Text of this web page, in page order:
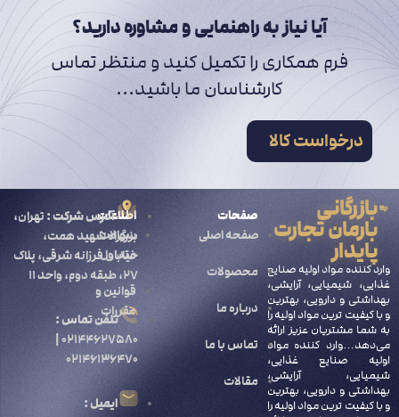
آیا نیاز به راهنمایی و مشاوره دارید؟
فرم همکاری را تکمیل کنید و منتظر تماس
کارشناسان ما باشید...
درخواست کالا
بازرگانی
بارمان تجارت
پایدار
وارد کننده مواد اولیه صنایع
غذایی، شیمیایی، آرایشی،
بهداشتی و دارویی، بهترین
و با کیفیت ترین مواد اولیه را
به شما مشتریان عزیز ارائه
می‌دهد…وارد کننده مواد
اولیه صنایع غذایی،
شیمیایی، آرایشی،
بهداشتی و دارویی، بهترین
و با کیفیت ترین مواد اولیه را
صفحات
صفحه اصلی
محصولات
درباره ما
تماس با ما
مقالات
اطلاعات
سوالات
متداول
قوانین و
مقررات
آدرس شرکت : تهران،
بزرگراه شهید همت،
خیابان فرزانه شرقی، پلاک
۲۷، طبقه دوم، واحد ۱۱
تلفن تماس :
۰۲۱۴۴۶۲۷۵۸۰ |
۰۲۱۴۶۱۳۶۴۷۰
ایمیل :